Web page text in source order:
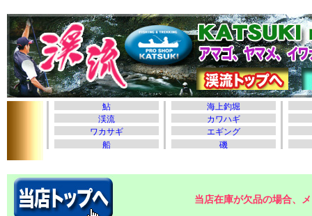
当店在庫が欠品の場合、